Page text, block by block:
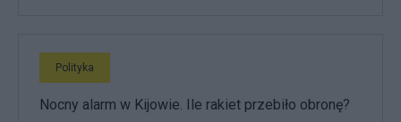
Polityka
Nocny alarm w Kijowie. Ile rakiet przebiło obronę?